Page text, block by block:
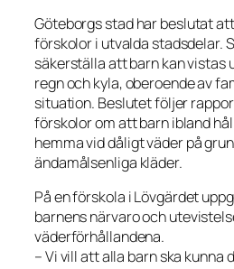
Göteborgs stad har beslutat
förskolor i utvalda stadsdelar.
säkerställa att barn kan vistas
regn och kyla, oberoende av
situation. Beslutet följer
förskolor om att barn ibland
hemma vid dåligt väder på
ändamålsenliga kläder.
På en förskola i Lövgärdet
barnens närvaro och
väderförhållandena.
– Vi vill att alla barn ska kunna